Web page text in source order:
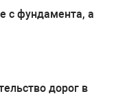
с фундамента, а
дорог в